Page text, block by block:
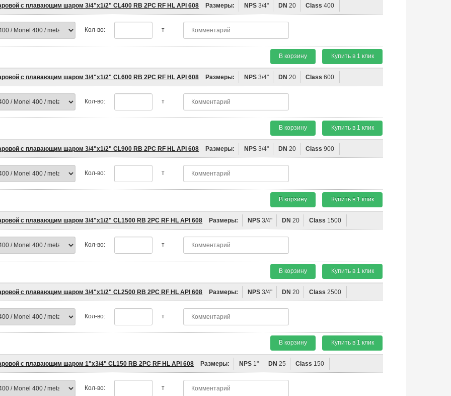
с плавающим шаром 3/4"x1/2" CL400 RB 2PC RF HL API 608 Размеры: NPS 3/4" DN 20 Class 400
Кол-во: т
В корзину Купить в 1 клик
с плавающим шаром 3/4"x1/2" CL600 RB 2PC RF HL API 608 Размеры: NPS 3/4" DN 20 Class 600
Кол-во: т
В корзину Купить в 1 клик
с плавающим шаром 3/4"x1/2" CL900 RB 2PC RF HL API 608 Размеры: NPS 3/4" DN 20 Class 900
Кол-во: т
В корзину Купить в 1 клик
с плавающим шаром 3/4"x1/2" CL1500 RB 2PC RF HL API 608 Размеры: NPS 3/4" DN 20 Class 1500
Кол-во: т
В корзину Купить в 1 клик
с плавающим шаром 3/4"x1/2" CL2500 RB 2PC RF HL API 608 Размеры: NPS 3/4" DN 20 Class 2500
Кол-во: т
В корзину Купить в 1 клик
с плавающим шаром 1"x3/4" CL150 RB 2PC RF HL API 608 Размеры: NPS 1" DN 25 Class 150
Кол-во: т